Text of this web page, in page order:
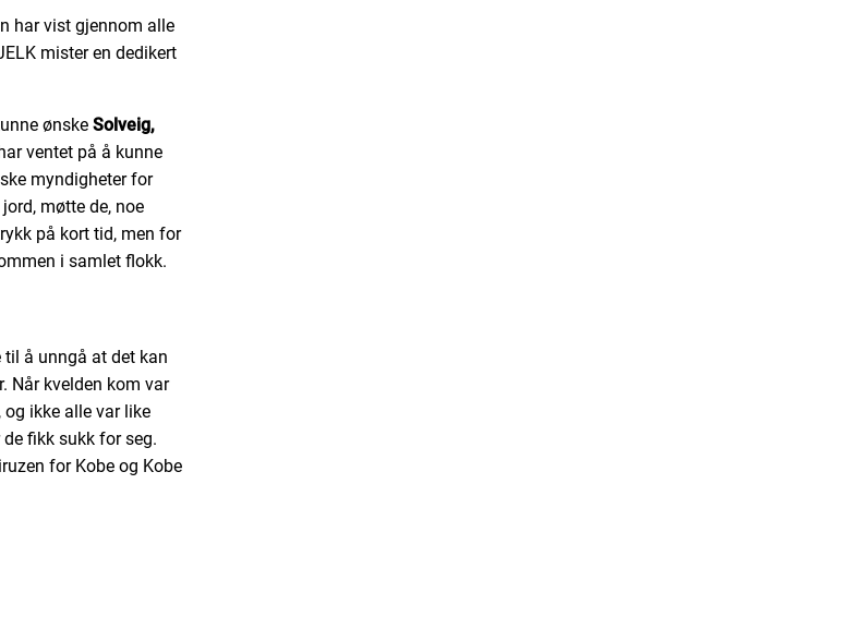
har vist gjennom alle
mister en dedikert
ønske Solveig,
ventet på å kunne
myndigheter for
møtte de, noe
på kort tid, men for
i samlet flokk.
å unngå at det kan
Når kvelden kom var
ikke alle var like
fikk sukk for seg.
for Kobe og Kobe